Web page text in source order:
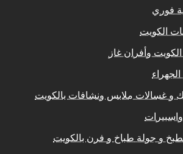
فوري
الكويت
وأفران غاز
و غسالات ملابس ونشافات بالكويت
و جولة طباخ و فرن بالكويت